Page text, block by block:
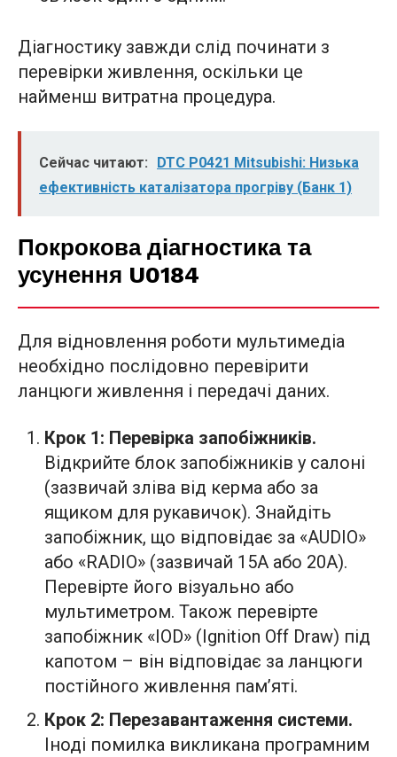
Діагностику завжди слід починати з
перевірки живлення, оскільки це
найменш витратна процедура.
Сейчас читают:
DTC P0421 Mitsubishi: Низька
ефективність каталізатора прогріву (Банк 1)
Покрокова діагностика та
усунення U0184
Для відновлення роботи мультимедіа
необхідно послідовно перевірити
ланцюги живлення і передачі даних.
Крок 1: Перевірка запобіжників.
Відкрийте блок запобіжників у салоні
(зазвичай зліва від керма або за
ящиком для рукавичок). Знайдіть
запобіжник, що відповідає за «AUDIO»
або «RADIO» (зазвичай 15А або 20А).
Перевірте його візуально або
мультиметром. Також перевірте
запобіжник «IOD» (Ignition Off Draw) під
капотом – він відповідає за ланцюги
постійного живлення пам’яті.
Крок 2: Перезавантаження системи.
Іноді помилка викликана програмним